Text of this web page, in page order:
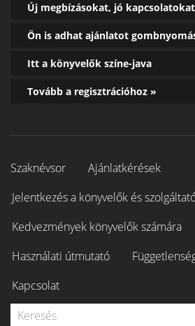
Új megbízásokat, jó
Ön is adhat ajánlatot
Itt a könyvelők színe-java
Tovább a regisztrációhoz »
Szaknévsor
Ajánlatkérések
Jelentkezés a könyvelők és
Kedvezmények könyvelők számára
Használati útmutató
Kapcsolat